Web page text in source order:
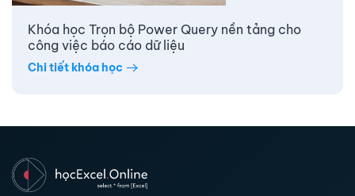
Khóa học Trọn bộ Power Query nền tảng cho
công việc báo cáo dữ liệu
Chi tiết khóa học